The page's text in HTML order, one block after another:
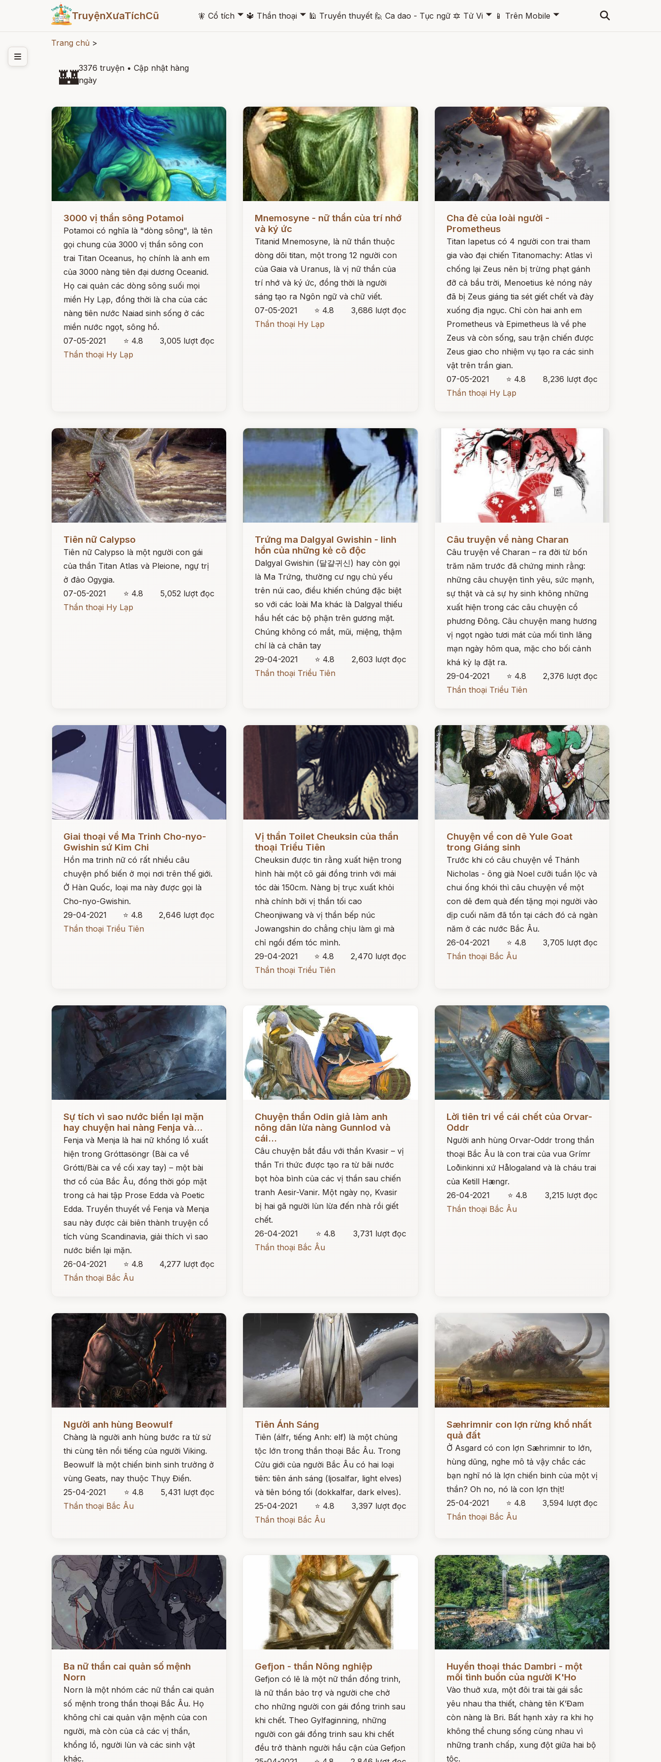
TruyệnXưaTíchCũ 🧚 Cổ tích 🞃 🔱 Thần thoại 🞃 🕌 Truyền thuyết 🙋 Ca dao - Tục ngữ 🔯 Tử Vi 🞃 📱 Trên Mobile 🞃
Trang chủ >
🏰3376 truyện • Cập nhật hàng
ngày
3000 vị thần sông Potamoi
Potamoi có nghĩa là "dòng sông", là tên
gọi chung của 3000 vị thần sông con
trai Titan Oceanus, họ chính là anh em
của 3000 nàng tiên đại dương Oceanid.
Họ cai quản các dòng sông suối mọi
miền Hy Lạp, đồng thời là cha của các
nàng tiên nước Naiad sinh sống ở các
miền nước ngọt, sông hồ.
07-05-2021
⭐ 4.8
3,005 lượt đọc
Thần thoại Hy Lạp
Mnemosyne - nữ thần của trí nhớ
và ký ức
Titanid Mnemosyne, là nữ thần thuộc
dòng dõi titan, một trong 12 người con
của Gaia và Uranus, là vị nữ thần của
trí nhớ và ký ức, đồng thời là người
sáng tạo ra Ngôn ngữ và chữ viết.
07-05-2021
⭐ 4.8
3,686 lượt đọc
Thần thoại Hy Lạp
Cha đẻ của loài người -
Prometheus
Titan Iapetus có 4 người con trai tham
gia vào đại chiến Titanomachy: Atlas vì
chống lại Zeus nên bị trừng phạt gánh
đỡ cả bầu trời, Menoetius kẻ nóng nảy
đã bị Zeus giáng tia sét giết chết và đày
xuống địa ngục. Chỉ còn hai anh em
Prometheus và Epimetheus là về phe
Zeus và còn sống, sau trận chiến được
Zeus giao cho nhiệm vụ tạo ra các sinh
vật trên trần gian.
07-05-2021
⭐ 4.8
8,236 lượt đọc
Thần thoại Hy Lạp
Tiên nữ Calypso
Tiên nữ Calypso là một người con gái
của thần Titan Atlas và Pleione, ngự trị
ở đảo Ogygia.
07-05-2021
⭐ 4.8
5,052 lượt đọc
Thần thoại Hy Lạp
Trứng ma Dalgyal Gwishin - linh
hồn của những kẻ cô độc
Dalgyal Gwishin (달걀귀신) hay còn gọi
là Ma Trứng, thường cư ngụ chủ yếu
trên núi cao, điều khiến chúng đặc biệt
so với các loài Ma khác là Dalgyal thiếu
hầu hết các bộ phận trên gương mặt.
Chúng không có mắt, mũi, miệng, thậm
chí là cả chân tay
29-04-2021
⭐ 4.8
2,603 lượt đọc
Thần thoại Triều Tiên
Câu truyện về nàng Charan
Câu truyện về Charan – ra đời từ bốn
trăm năm trước đã chứng minh rằng:
những câu chuyện tình yêu, sức mạnh,
sự thật và cả sự hy sinh không những
xuất hiện trong các câu chuyện cổ
phương Đông. Câu chuyện mang hương
vị ngọt ngào tươi mát của mối tình lãng
mạn ngày hôm qua, mặc cho bối cảnh
khá kỳ lạ đặt ra.
29-04-2021
⭐ 4.8
2,376 lượt đọc
Thần thoại Triều Tiên
Giai thoại về Ma Trinh Cho-nyo-
Gwishin sứ Kim Chi
Hồn ma trinh nữ có rất nhiều câu
chuyện phố biến ở mọi nơi trên thế giới.
Ở Hàn Quốc, loại ma này được gọi là
Cho-nyo-Gwishin.
29-04-2021
⭐ 4.8
2,646 lượt đọc
Thần thoại Triều Tiên
Đọc ngay
Vị thần Toilet Cheuksin của thần
thoại Triều Tiên
Cheuksin được tin rằng xuất hiện trong
hình hài một cô gái đồng trinh với mái
tóc dài 150cm. Nàng bị trục xuất khỏi
nhà chính bởi vị thần tối cao
Cheonjiwang và vị thần bếp núc
Jowangshin do chẳng chịu làm gì mà
chỉ ngồi đếm tóc mình.
29-04-2021
⭐ 4.8
2,470 lượt đọc
Thần thoại Triều Tiên
Chuyện về con dê Yule Goat
trong Giáng sinh
Trước khi có câu chuyện về Thánh
Nicholas - ông già Noel cưỡi tuần lộc và
chui ống khói thì câu chuyện về một
con dê đem quà đến tặng mọi người vào
dịp cuối năm đã tồn tại cách đó cả ngàn
năm ở các nước Bắc Âu.
26-04-2021
⭐ 4.8
3,705 lượt đọc
Thần thoại Bắc Âu
Sự tích vì sao nước biển lại mặn
hay chuyện hai nàng Fenja và...
Fenja và Menja là hai nữ khổng lồ xuất
hiện trong Gróttasöngr (Bài ca về
Grótti/Bài ca về cối xay tay) – một bài
thơ cổ của Bắc Âu, đồng thời góp mặt
trong cả hai tập Prose Edda và Poetic
Edda. Truyền thuyết về Fenja và Menja
sau này được cải biên thành truyện cổ
tích vùng Scandinavia, giải thích vì sao
nước biển lại mặn.
26-04-2021
⭐ 4.8
4,277 lượt đọc
Thần thoại Bắc Âu
Chuyện thần Odin giả làm anh
nông dân lừa nàng Gunnlod và
cái...
Câu chuyện bắt đầu với thần Kvasir – vị
thần Tri thức được tạo ra từ bãi nước
bọt hòa bình của các vị thần sau chiến
tranh Aesir-Vanir. Một ngày nọ, Kvasir
bị hai gã người lùn lừa đến nhà rồi giết
chết.
26-04-2021
⭐ 4.8
3,731 lượt đọc
Thần thoại Bắc Âu
Lời tiên tri về cái chết của Orvar-
Oddr
Người anh hùng Orvar-Oddr trong thần
thoại Bắc Âu là con trai của vua Grímr
Loðinkinni xứ Hålogaland và là cháu trai
của Ketill Hængr.
26-04-2021
⭐ 4.8
3,215 lượt đọc
Thần thoại Bắc Âu
Người anh hùng Beowulf
Chàng là người anh hùng bước ra từ sử
thi cùng tên nổi tiếng của người Viking.
Beowulf là một chiến binh sinh trưởng ở
vùng Geats, nay thuộc Thụy Điển.
25-04-2021
⭐ 4.8
5,431 lượt đọc
Thần thoại Bắc Âu
Tiên Ánh Sáng
Tiên (álfr, tiếng Anh: elf) là một chủng
tộc lớn trong thần thoại Bắc Âu. Trong
Cửu giới của người Bắc Âu có hai loại
tiên: tiên ánh sáng (ljosalfar, light elves)
và tiên bóng tối (dokkalfar, dark elves).
25-04-2021
⭐ 4.8
3,397 lượt đọc
Thần thoại Bắc Âu
Sæhrimnir con lợn rừng khổ nhất
quả đất
Ở Asgard có con lợn Sæhrimnir to lớn,
hùng dũng, nghe mô tả vậy chắc các
bạn nghĩ nó là lợn chiến binh của một vị
thần? Oh no, nó là con lợn thịt!
25-04-2021
⭐ 4.8
3,594 lượt đọc
Thần thoại Bắc Âu
Ba nữ thần cai quản số mệnh
Norn
Norn là một nhóm các nữ thần cai quản
số mệnh trong thần thoại Bắc Âu. Họ
không chỉ cai quản vận mệnh của con
người, mà còn của cả các vị thần,
khổng lồ, người lùn và các sinh vật
khác.
Gefjon - thần Nông nghiệp
Gefjon có lẽ là một nữ thần đồng trinh,
là nữ thần bảo trợ và người che chở
cho những người con gái đồng trinh sau
khi chết. Theo Gylfaginning, những
người con gái đồng trinh sau khi chết
đều trở thành người hầu cận của Gefjon
Đọc ngay
Huyền thoại thác Dambri - một
mối tình buồn của người K'Ho
Vào thuở xưa, một đôi trai tài gái sắc
yêu nhau tha thiết, chàng tên K’Đam
còn nàng là Bri. Bất hạnh xảy ra khi họ
không thể chung sống cùng nhau vì
những tranh chấp, xung đột giữa hai bộ
tộc.